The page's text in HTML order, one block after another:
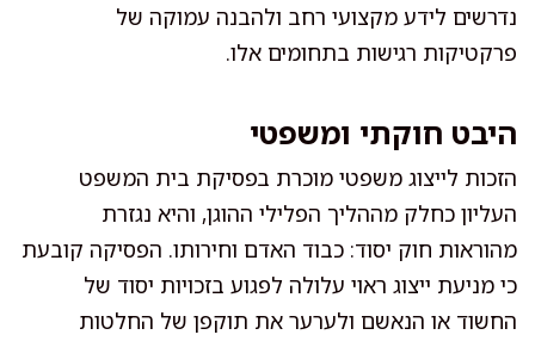
נדרשים לידע מקצועי רחב ולהבנה עמוקה של
פרקטיקות רגישות בתחומים אלו.
היבט חוקתי ומשפטי
הזכות לייצוג משפטי מוכרת בפסיקת בית המשפט
העליון כחלק מההליך הפלילי ההוגן, והיא נגזרת
מהוראות חוק יסוד: כבוד האדם וחירותו. הפסיקה קובעת
כי מניעת ייצוג ראוי עלולה לפגוע בזכויות יסוד של
החשוד או הנאשם ולערער את תוקפן של החלטות